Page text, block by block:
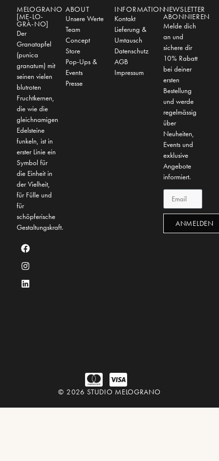
MELOGRANO
[ME-LO-
GRÀ-NO]
Der
Granatapfel
(punica
granatum) mit
seinen vielen
blutroten
Fruchtkernen,
die wie die
gleichnamigen
Edelsteine
funkeln, ist in
erster Linie ein
Symbol für
die Einheit in
der Vielheit,
für Fülle und
für
schöpferische
Gestaltungskraft.
ABOUT
Unsere Werte
Team
Concept
Store
Pop-Ups &
Events
Presse
INFORMATION
Kontakt
Lieferung &
Umtausch
Datenschutz
AGB
Impressum
NEWSLETTER
ABONNIEREN
Melde dich
an und
sichere dir
10% Rabatt
bei deiner
ersten
Bestellung
und werde
regelmässig
über
Neuheiten,
Events und
exklusive
Angebote
informiert.
ANMELDEN
© 2026 STUDIO MELOGRANO